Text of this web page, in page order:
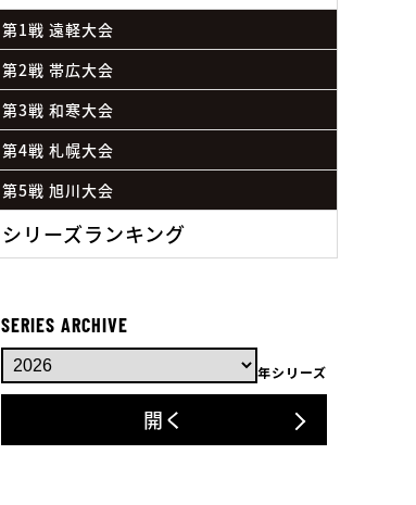
第1戦 遠軽大会
第2戦 帯広大会
第3戦 和寒大会
第4戦 札幌大会
第5戦 旭川大会
シリーズランキング
SERIES ARCHIVE
年シリーズ
開く